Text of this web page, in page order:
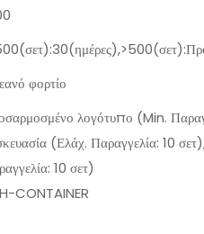
φορτίο
λογότυπο (Min.
(Ελάχ. Παραγγελία: 10
10 σετ)
CONTAINER